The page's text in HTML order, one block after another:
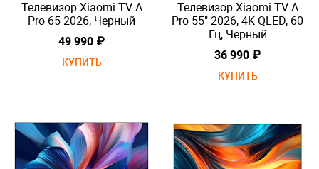
Телевизор Xiaomi TV A
Pro 65 2026, Черный
49 990 ₽
КУПИТЬ
Телевизор Xiaomi TV A
Pro 55" 2026, 4K QLED, 60
Гц, Черный
36 990 ₽
КУПИТЬ